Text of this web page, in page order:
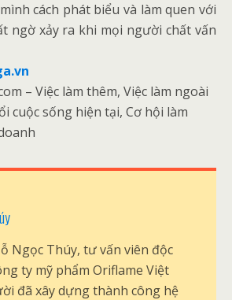
cách phát biểu và làm quen với
ngờ xảy ra khi mọi người chất vấn
– Việc làm thêm, Việc làm ngoài
cuộc sống hiện tại, Cơ hội làm
Ngọc Thúy, tư vấn viên độc
ty mỹ phẩm Oriflame Việt
đã xây dựng thành công hệ